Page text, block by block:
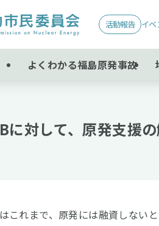
活動報告 イベ
よくわかる福島原発事故
に対して、原発支援
これまで、原発には融資しない